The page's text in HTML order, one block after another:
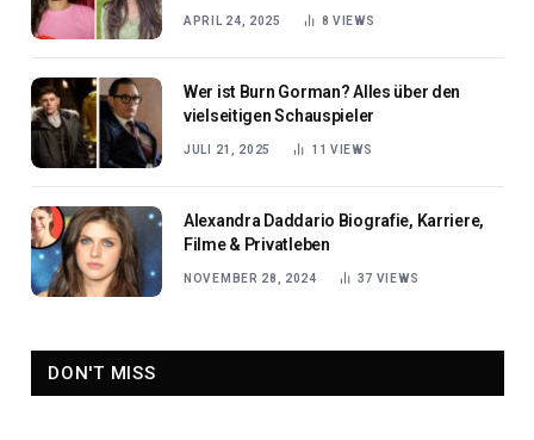
Musikszene
APRIL 24, 2025 8 VIEWS
Wer ist Burn Gorman? Alles über den
vielseitigen Schauspieler
JULI 21, 2025 11 VIEWS
Alexandra Daddario Biografie, Karriere,
Filme & Privatleben
NOVEMBER 28, 2024 37 VIEWS
DON'T MISS